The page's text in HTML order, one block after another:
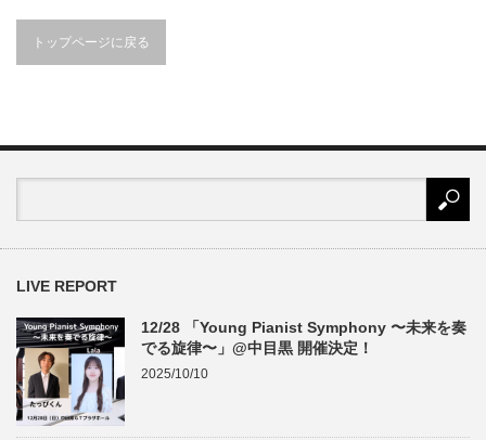
トップページに戻る
LIVE REPORT
12/28 「Young Pianist Symphony 〜未来を奏
でる旋律〜」@中目黒 開催決定！
2025/10/10